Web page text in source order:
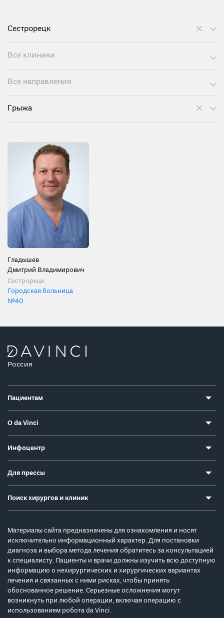
Сестрорецк
Все клиники
Все направления
Грыжа
Гладышев
Дмитрий Владимирович
Сестрорецк
Городская больница
№40
Россия
Пациентам
О da Vinci
Инфоцентр
Для прессы
Поиск хирургов и клиник
Материалы сайта предназначены для ознакомления и носят
исключительно информационный характер. Для постановки
диагноза и выбора метода лечения обратитесь за консультацией
к специалисту. Пациенты и врачи должны изучить всю доступную
информацию о нехирургических и хирургических вариантах
лечения и связанных с ними рисках, чтобы принять
обоснованное решение. Серьезные осложнения могут
возникнуть при любой операции, включая операцию с
использованием робота da Vinci.